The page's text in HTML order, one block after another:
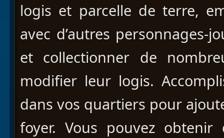
logis et parcelle de terre,
avec d’autres
et collectionner de
modifier leur logis.
dans vos quartiers pour
foyer. Vous pouvez